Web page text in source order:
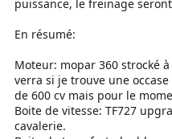
s
i
n
puissance, le freinage
En résumé:
Moteur: mopar 360 strocké
verra si je trouve une
de 600 cv mais pour le
Boite de vitesse: TF727
cavalerie.